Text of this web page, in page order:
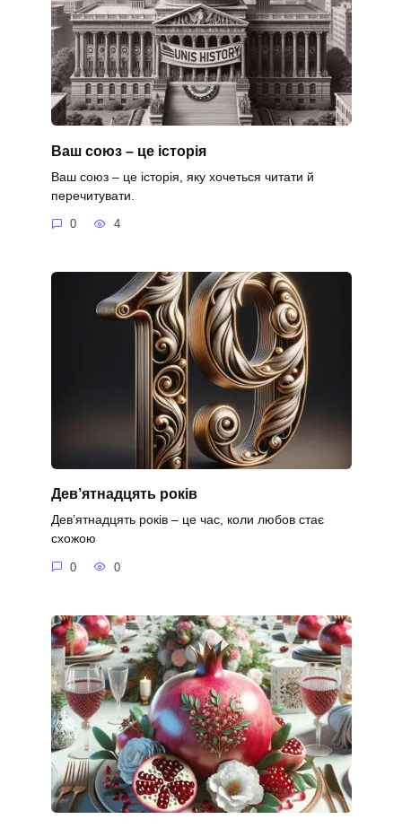
Ваш союз – це історія
Ваш союз – це історія, яку хочеться читати й
перечитувати.
0 4
Дев’ятнадцять років
Дев’ятнадцять років – це час, коли любов стає
схожою
0 0